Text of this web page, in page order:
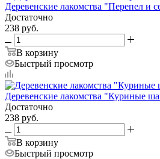
Деревенские лакомства "Перепел и
Достаточно
238 руб.
В корзину
Быстрый просмотр
Деревенские лакомства "Куриные
Достаточно
238 руб.
В корзину
Быстрый просмотр